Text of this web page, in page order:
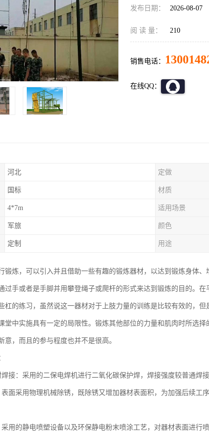
发布日期： 2026-08-07
阅 读 量： 210
销售电话：
在线QQ：
河北 定做
国标 材质
4*7m 适用场景
军旅 颜色
定制 用途
锻炼，可以引入并且借助一些有趣的锻炼器材，以达到锻炼身体
过手或者是手脚并用攀登绳子或爬杆的形式来达到锻炼的目的。
杠的练习，虽然说这一器材对于上肢力量的训练是比较有效的，
堂中实施具有一定的局限性。锻炼其他部位的力量和肌肉时所选
意，而且的参与程度也并不是很高。
焊接：采用的二保电焊机进行二氧化碳保护焊，焊接强度较普通焊
表面采用物理机械除锈，既除锈又增加器材表面积，为加强后续工
采用的静电喷塑设备以及环保静电粉末喷涂工艺，对器材表面进行